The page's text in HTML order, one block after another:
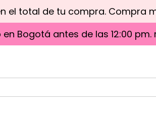
el total de tu compra. Compra
Bogotá antes de las 12:00 pm.